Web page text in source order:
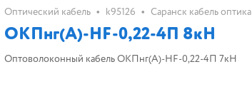
Оптический кабель • k95126 • Саранск кабель оптика
ОКПнг(A)-HF-0,22-4П 8кН
Оптоволоконный кабель ОКПнг(A)-HF-0,22-4П 7кН